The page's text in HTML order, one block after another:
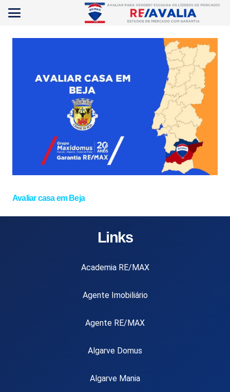
Avaliar casa em Beja
Links
Academia RE/MAX
Agente Imobiliário
Agente RE/MAX
Algarve Domus
Algarve Mania